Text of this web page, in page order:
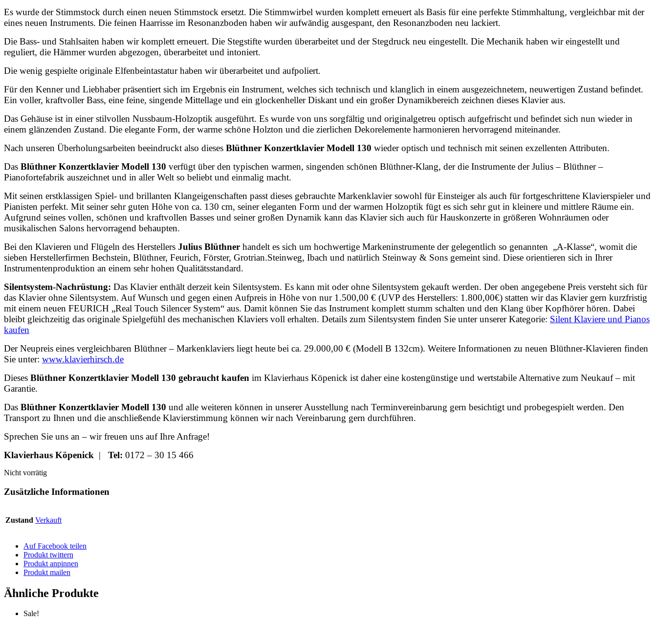
Es wurde der Stimmstock durch einen neuen Stimmstock ersetzt. Die Stimmwirbel wurden komplett erneuert als Basis für eine perfekte Stimmhaltung, vergleichbar mit der
eines neuen Instruments. Die feinen Haarrisse im Resonanzboden haben wir aufwändig ausgespant, den Resonanzboden neu lackiert.
Die Bass- und Stahlsaiten haben wir komplett erneuert. Die Stegstifte wurden überarbeitet und der Stegdruck neu eingestellt. Die Mechanik haben wir eingestellt und
reguliert, die Hämmer wurden abgezogen, überarbeitet und intoniert.
Die wenig gespielte originale Elfenbeintastatur haben wir überarbeitet und aufpoliert.
Für den Kenner und Liebhaber präsentiert sich im Ergebnis ein Instrument, welches sich technisch und klanglich in einem ausgezeichnetem, neuwertigen Zustand befindet.
Ein voller, kraftvoller Bass, eine feine, singende Mittellage und ein glockenheller Diskant und ein großer Dynamikbereich zeichnen dieses Klavier aus.
Das Gehäuse ist in einer stilvollen Nussbaum-Holzoptik ausgeführt. Es wurde von uns sorgfältig und originalgetreu optisch aufgefrischt und befindet sich nun wieder in
einem glänzenden Zustand. Die elegante Form, der warme schöne Holzton und die zierlichen Dekorelemente harmonieren hervorragend miteinander.
Nach unseren Überholungsarbeiten beeindruckt also dieses Blüthner Konzertklavier Modell 130 wieder optisch und technisch mit seinen exzellenten Attributen.
Das Blüthner Konzertklavier Modell 130 verfügt über den typischen warmen, singenden schönen Blüthner-Klang, der die Instrumente der Julius – Blüthner –
Pianofortefabrik auszeichnet und in aller Welt so beliebt und einmalig macht.
Mit seinen erstklassigen Spiel- und brillanten Klangeigenschaften passt dieses gebrauchte Markenklavier sowohl für Einsteiger als auch für fortgeschrittene Klavierspieler und
Pianisten perfekt. Mit seiner sehr guten Höhe von ca. 130 cm, seiner eleganten Form und der warmen Holzoptik fügt es sich sehr gut in kleinere und mittlere Räume ein.
Aufgrund seines vollen, schönen und kraftvollen Basses und seiner großen Dynamik kann das Klavier sich auch für Hauskonzerte in größeren Wohnräumen oder
musikalischen Salons hervorragend behaupten.
Bei den Klavieren und Flügeln des Herstellers Julius Blüthner handelt es sich um hochwertige Markeninstrumente der gelegentlich so genannten „A-Klasse“, womit die
sieben Herstellerfirmen Bechstein, Blüthner, Feurich, Förster, Grotrian.Steinweg, Ibach und natürlich Steinway & Sons gemeint sind. Diese orientieren sich in Ihrer
Instrumentenproduktion an einem sehr hohen Qualitätsstandard.
Silentsystem-Nachrüstung: Das Klavier enthält derzeit kein Silentsystem. Es kann mit oder ohne Silentsystem gekauft werden. Der oben angegebene Preis versteht sich für
das Klavier ohne Silentsystem. Auf Wunsch und gegen einen Aufpreis in Höhe von nur 1.500,00 € (UVP des Herstellers: 1.800,00€) statten wir das Klavier gern kurzfristig
mit einem neuen FEURICH „Real Touch Silencer System“ aus. Damit können Sie das Instrument komplett stumm schalten und den Klang über Kopfhörer hören. Dabei
bleibt gleichzeitig das originale Spielgefühl des mechanischen Klaviers voll erhalten. Details zum Silentsystem finden Sie unter unserer Kategorie: Silent Klaviere und Pianos
kaufen
Der Neupreis eines vergleichbaren Blüthner – Markenklaviers liegt heute bei ca. 29.000,00 € (Modell B 132cm). Weitere Informationen zu neuen Blüthner-Klavieren finden
Sie unter: www.klavierhirsch.de
Dieses Blüthner Konzertklavier Modell 130 gebraucht kaufen im Klavierhaus Köpenick ist daher eine kostengünstige und wertstabile Alternative zum Neukauf – mit
Garantie.
Das Blüthner Konzertklavier Modell 130 und alle weiteren können in unserer Ausstellung nach Terminvereinbarung gern besichtigt und probegespielt werden. Den
Transport zu Ihnen und die anschließende Klavierstimmung können wir nach Vereinbarung gern durchführen.
Sprechen Sie uns an – wir freuen uns auf Ihre Anfrage!
Klavierhaus Köpenick | Tel: 0172 – 30 15 466
Nicht vorrätig
Zusätzliche Informationen
Zustand Verkauft
Auf Facebook teilen
Produkt twittern
Produkt anpinnen
Produkt mailen
Ähnliche Produkte
Sale!